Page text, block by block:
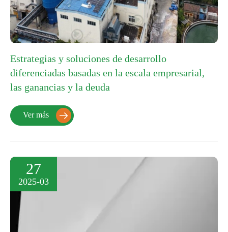
Estrategias y soluciones de desarrollo
diferenciadas basadas en la escala empresarial,
las ganancias y la deuda
Ver más 
27
2025-03